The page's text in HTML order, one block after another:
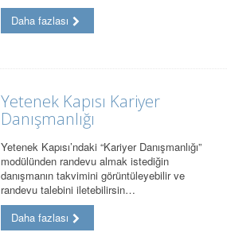
Daha fazlası
Yetenek Kapısı Kariyer
Danışmanlığı
Yetenek Kapısı’ndaki “Kariyer Danışmanlığı”
modülünden randevu almak istediğin
danışmanın takvimini görüntüleyebilir ve
randevu talebini iletebilirsin…
Daha fazlası